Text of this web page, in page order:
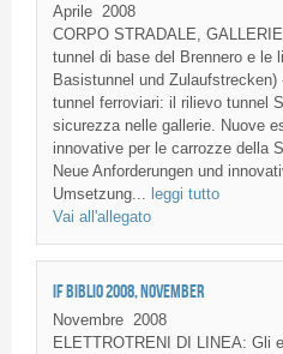
Aprile 2008
CORPO STRADALE,
tunnel di base del Brennero e le
Basistunnel und
tunnel ferroviari: il rilievo tunnel
sicurezza nelle gallerie. Nuove
innovative per le carrozze della
Neue Anforderungen und
Umsetzung... leggi tutto
Vai all'allegato
IF BIBLIO 2008, NOVEMBER
Novembre
2008
ELETTROTRENI DI LINEA: Gli